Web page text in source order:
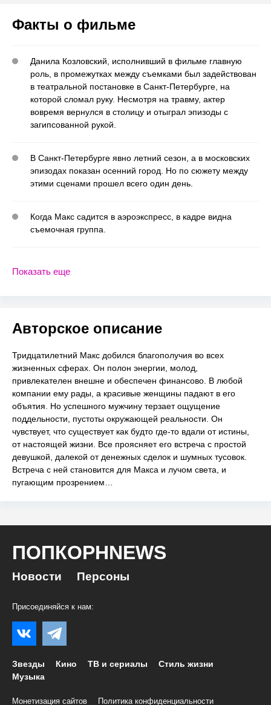
Факты о фильме
Данила Козловский, исполнивший в фильме главную
роль, в промежутках между съемками был задействован
в театральной постановке в Санкт-Петербурге, на
которой сломал руку. Несмотря на травму, актер
вовремя вернулся в столицу и отыграл эпизоды с
загипсованной рукой.
В Санкт-Петербурге явно летний сезон, а в московских
эпизодах показан осенний город. Но по сюжету между
этими сценами прошел всего один день.
Когда Макс садится в аэроэкспресс, в кадре видна
съемочная группа.
Показать еще
Авторское описание
Тридцатилетний Макс добился благополучия во всех
жизненных сферах. Он полон энергии, молод,
привлекателен внешне и обеспечен финансово. В любой
компании ему рады, а красивые женщины падают в его
объятия. Но успешного мужчину терзает ощущение
поддельности, пустоты окружающей реальности. Он
чувствует, что существует как будто где-то вдали от истины,
от настоящей жизни. Все проясняет его встреча с простой
девушкой, далекой от денежных сделок и шумных тусовок.
Встреча с ней становится для Макса и лучом света, и
пугающим прозрением…
ПОПКОРНNEWS
Новости Персоны
Присоединяйся к нам:
Звезды Кино ТВ и сериалы
Стиль жизни
Музыка
Монетизация сайтов Политика конфиденциальности